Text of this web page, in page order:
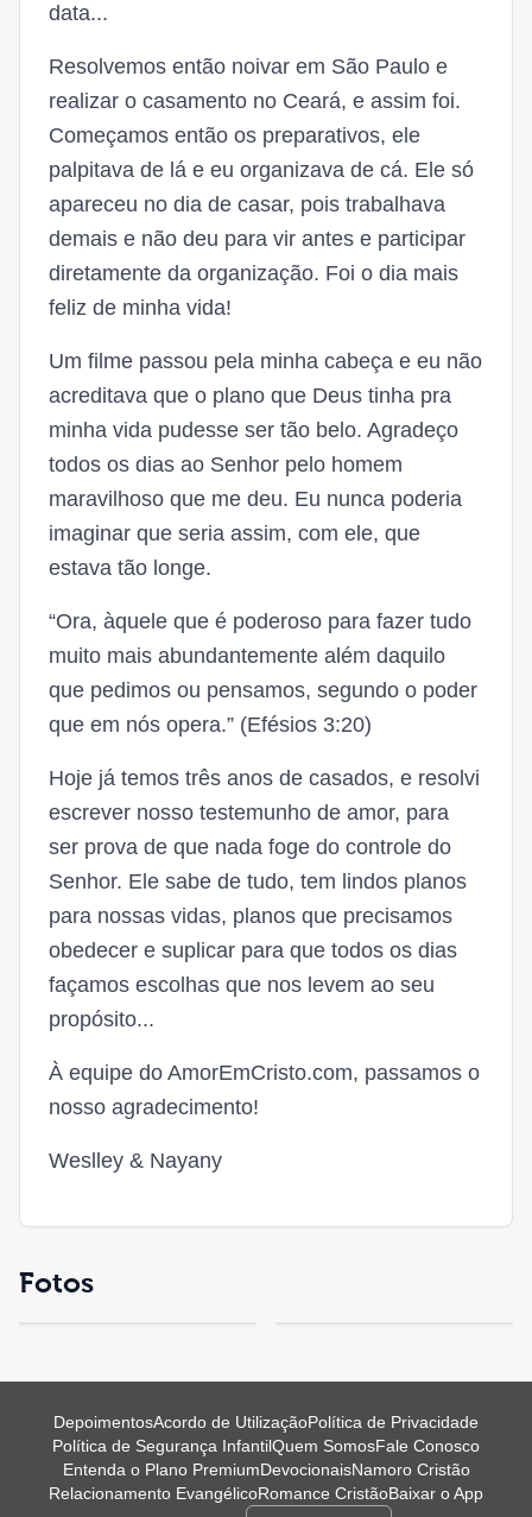
data...
Resolvemos então noivar em São Paulo e
realizar o casamento no Ceará, e assim foi.
Começamos então os preparativos, ele
palpitava de lá e eu organizava de cá. Ele só
apareceu no dia de casar, pois trabalhava
demais e não deu para vir antes e participar
diretamente da organização. Foi o dia mais
feliz de minha vida!
Um filme passou pela minha cabeça e eu não
acreditava que o plano que Deus tinha pra
minha vida pudesse ser tão belo. Agradeço
todos os dias ao Senhor pelo homem
maravilhoso que me deu. Eu nunca poderia
imaginar que seria assim, com ele, que
estava tão longe.
“Ora, àquele que é poderoso para fazer tudo
muito mais abundantemente além daquilo
que pedimos ou pensamos, segundo o poder
que em nós opera.” (Efésios 3:20)
Hoje já temos três anos de casados, e resolvi
escrever nosso testemunho de amor, para
ser prova de que nada foge do controle do
Senhor. Ele sabe de tudo, tem lindos planos
para nossas vidas, planos que precisamos
obedecer e suplicar para que todos os dias
façamos escolhas que nos levem ao seu
propósito...
À equipe do AmorEmCristo.com, passamos o
nosso agradecimento!
Weslley & Nayany
Fotos
DepoimentosAcordo de UtilizaçãoPolítica de Privacidade
Política de Segurança InfantilQuem SomosFale Conosco
Entenda o Plano PremiumDevocionaisNamoro Cristão
Relacionamento EvangélicoRomance CristãoBaixar o App